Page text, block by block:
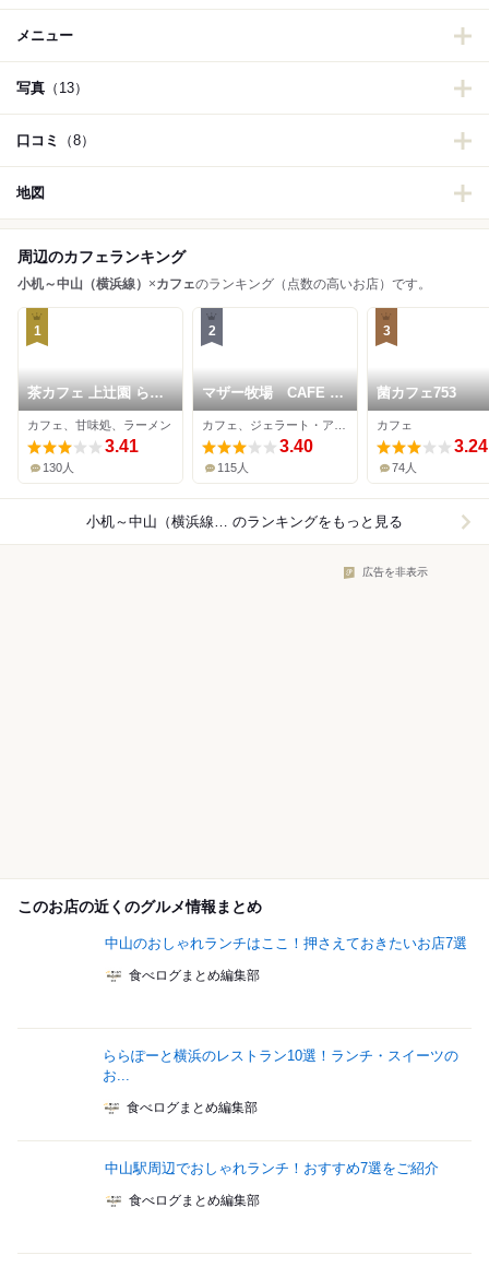
メニュー
写真 （13）
口コミ （8）
地図
周辺のカフェランキング
小机～中山（横浜線） ×カフェのランキング（点数の高いお店）です。
1
茶カフェ 上辻園 らら
ぽーと横浜店
カフェ、甘味処、ラーメン
3.41
130人
2
マザー牧場 CAFE ＆
SOFTCREAM ららぽ
ーと 横浜店
3.40
115人
3
菌カフェ753
カフェ
3.24
74人
小机～中山（横浜線）×カフェ のランキングをもっと見る
広告を非表示
このお店の近くのグルメ情報まとめ
中山のおしゃれランチはここ！押さえておきたいお店7選
食べログまとめ編集部
ららぽーと横浜のレストラン10選！ランチ・スイーツの
お...
食べログまとめ編集部
中山駅周辺でおしゃれランチ！おすすめ7選をご紹介
食べログまとめ編集部